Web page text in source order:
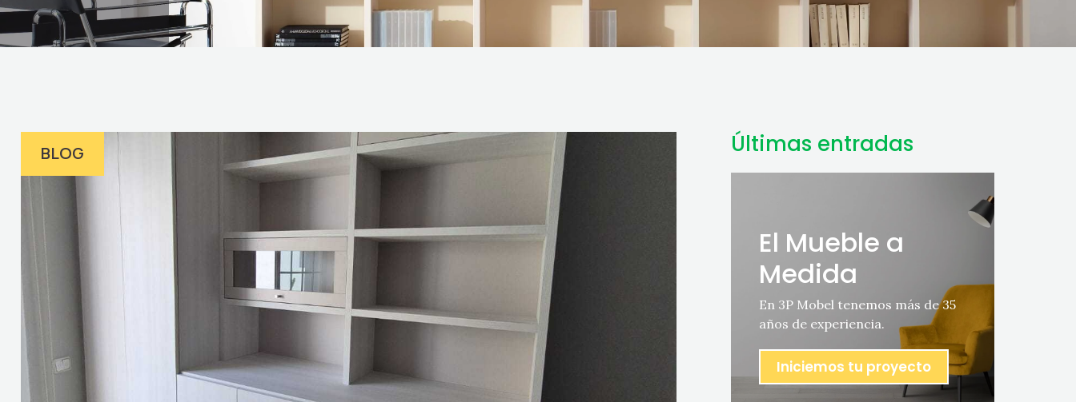
BLOG Últimas entradas
El Mueble a
Medida
En 3P Mobel tenemos más de 35
años de experiencia.
Iniciemos tu proyecto